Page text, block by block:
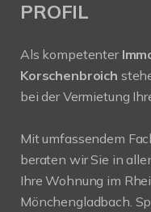
PROFIL
Als kompetenter
Korschenbroich
bei der Vermietung
Mit umfassendem
beraten wir Sie in
Ihre Wohnung im
Mönchengladbach.